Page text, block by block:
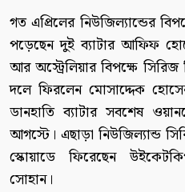
গত এপ্রিলের নিউজিল্যান্ডের
পড়েছেন দুই ব্যাটার আফিফ
আর অস্ট্রেলিয়ার বিপক্ষে
দলে ফিরলেন মোসাদ্দেক
ডানহাতি ব্যাটার সবশেষ
আগস্টে। এছাড়া নিউজিল্যান্ড
স্কোয়াডে ফিরেছেন
সোহান।